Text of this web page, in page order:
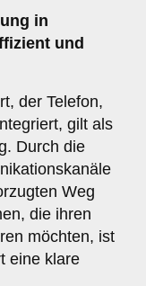
in
und
der Telefon,
gilt als
Durch die
Weg
die ihren
möchten, ist
eine klare